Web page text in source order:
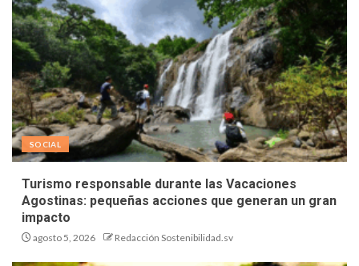
SOCIAL
Turismo responsable durante las Vacaciones
Agostinas: pequeñas acciones que generan un gran
impacto
agosto 5, 2026 Redacción Sostenibilidad.sv